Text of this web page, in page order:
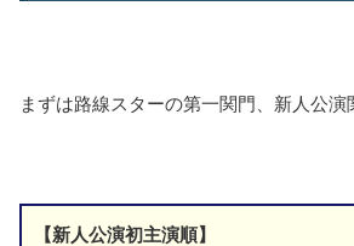
まずは路線スターの第一関門、新人公演
【新人公演初主演順】